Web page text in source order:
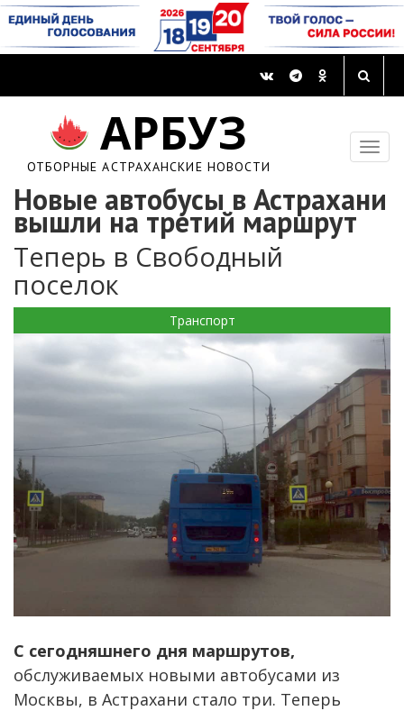
АРБУЗ
ОТБОРНЫЕ АСТРАХАНСКИЕ НОВОСТИ
Новые автобусы в Астрахани
вышли на третий маршрут
Теперь в Свободный
поселок
Транспорт
С сегодняшнего дня маршрутов,
обслуживаемых новыми автобусами из
Москвы, в Астрахани стало три. Теперь